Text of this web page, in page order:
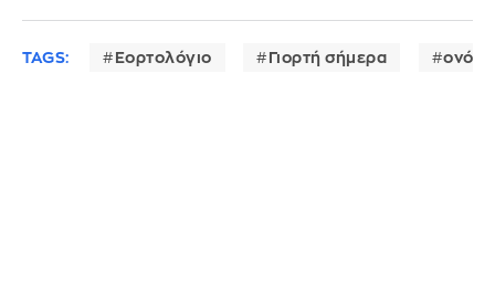
TAGS: Εορτολόγιο Γιορτή σήμερα